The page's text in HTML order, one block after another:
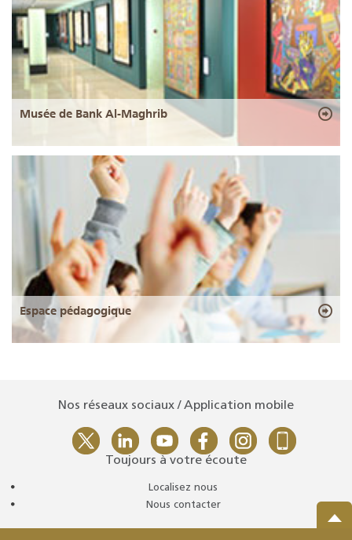
Musée de Bank Al-Maghrib
Espace pédagogique
Nos réseaux sociaux / Application mobile
Toujours à votre écoute
Localisez nous
Nous contacter